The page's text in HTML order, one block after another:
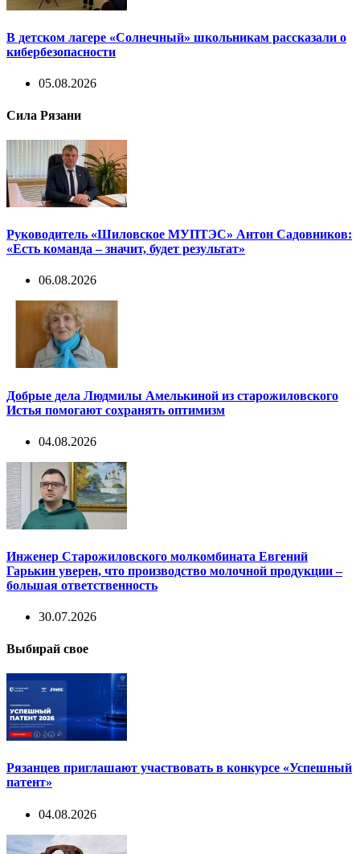
В детском лагере «Солнечный» школьникам рассказали о
кибербезопасности
05.08.2026
Сила Рязани
Руководитель «Шиловское МУПТЭС» Антон Садовников:
«Есть команда – значит, будет результат»
06.08.2026
Добрые дела Людмилы Амелькиной из старожиловского
Истья помогают сохранять оптимизм
04.08.2026
Инженер Старожиловского молкомбината Евгений
Гарькин уверен, что производство молочной продукции –
большая ответственность
30.07.2026
Выбирай свое
Рязанцев приглашают участвовать в конкурсе «Успешный
патент»
04.08.2026